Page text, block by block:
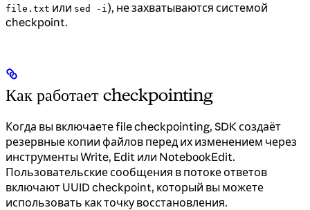
file.txt или sed -i), не захватываются системой
checkpoint.
Как работает checkpointing
Когда вы включаете file checkpointing, SDK создаёт
резервные копии файлов перед их изменением через
инструменты Write, Edit или NotebookEdit.
Пользовательские сообщения в потоке ответов
включают UUID checkpoint, который вы можете
использовать как точку восстановления.